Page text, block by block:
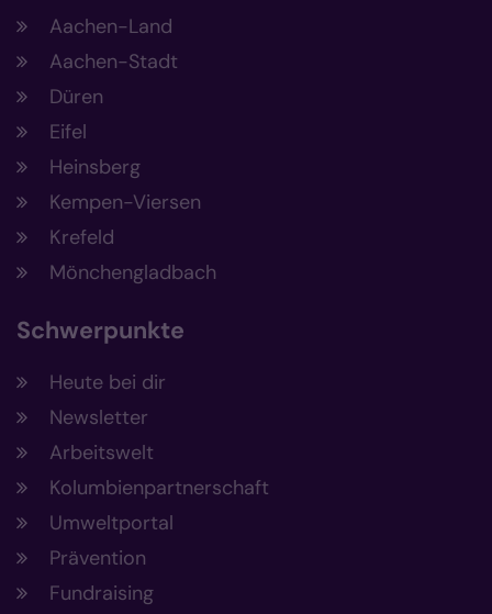
Aachen-Land
Aachen-Stadt
Düren
Eifel
Heinsberg
Kempen-Viersen
Krefeld
Mönchengladbach
Schwerpunkte
Heute bei dir
Newsletter
Arbeitswelt
Kolumbienpartnerschaft
Umweltportal
Prävention
Fundraising